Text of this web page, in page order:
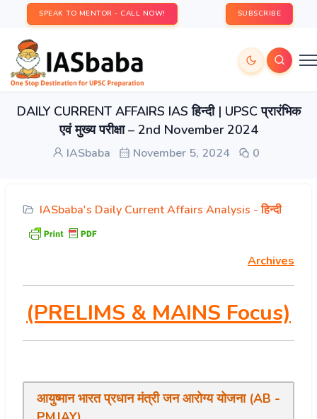
SPEAK TO MENTOR - CALL NOW! SUBSCRIBE
DAILY CURRENT AFFAIRS IAS हिन्दी | UPSC प्रारंभिक
एवं मुख्य परीक्षा – 2nd November 2024
IASbaba November 5, 2024 0
IASbaba's Daily Current Affairs Analysis - हिन्दी
Archives
(PRELIMS & MAINS Focus)
आयुष्मान भारत प्रधान मंत्री जन आरोग्य योजना(AB -